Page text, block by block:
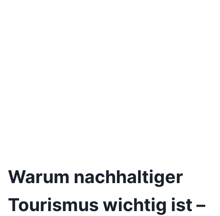
Warum nachhaltiger
Tourismus wichtig ist –